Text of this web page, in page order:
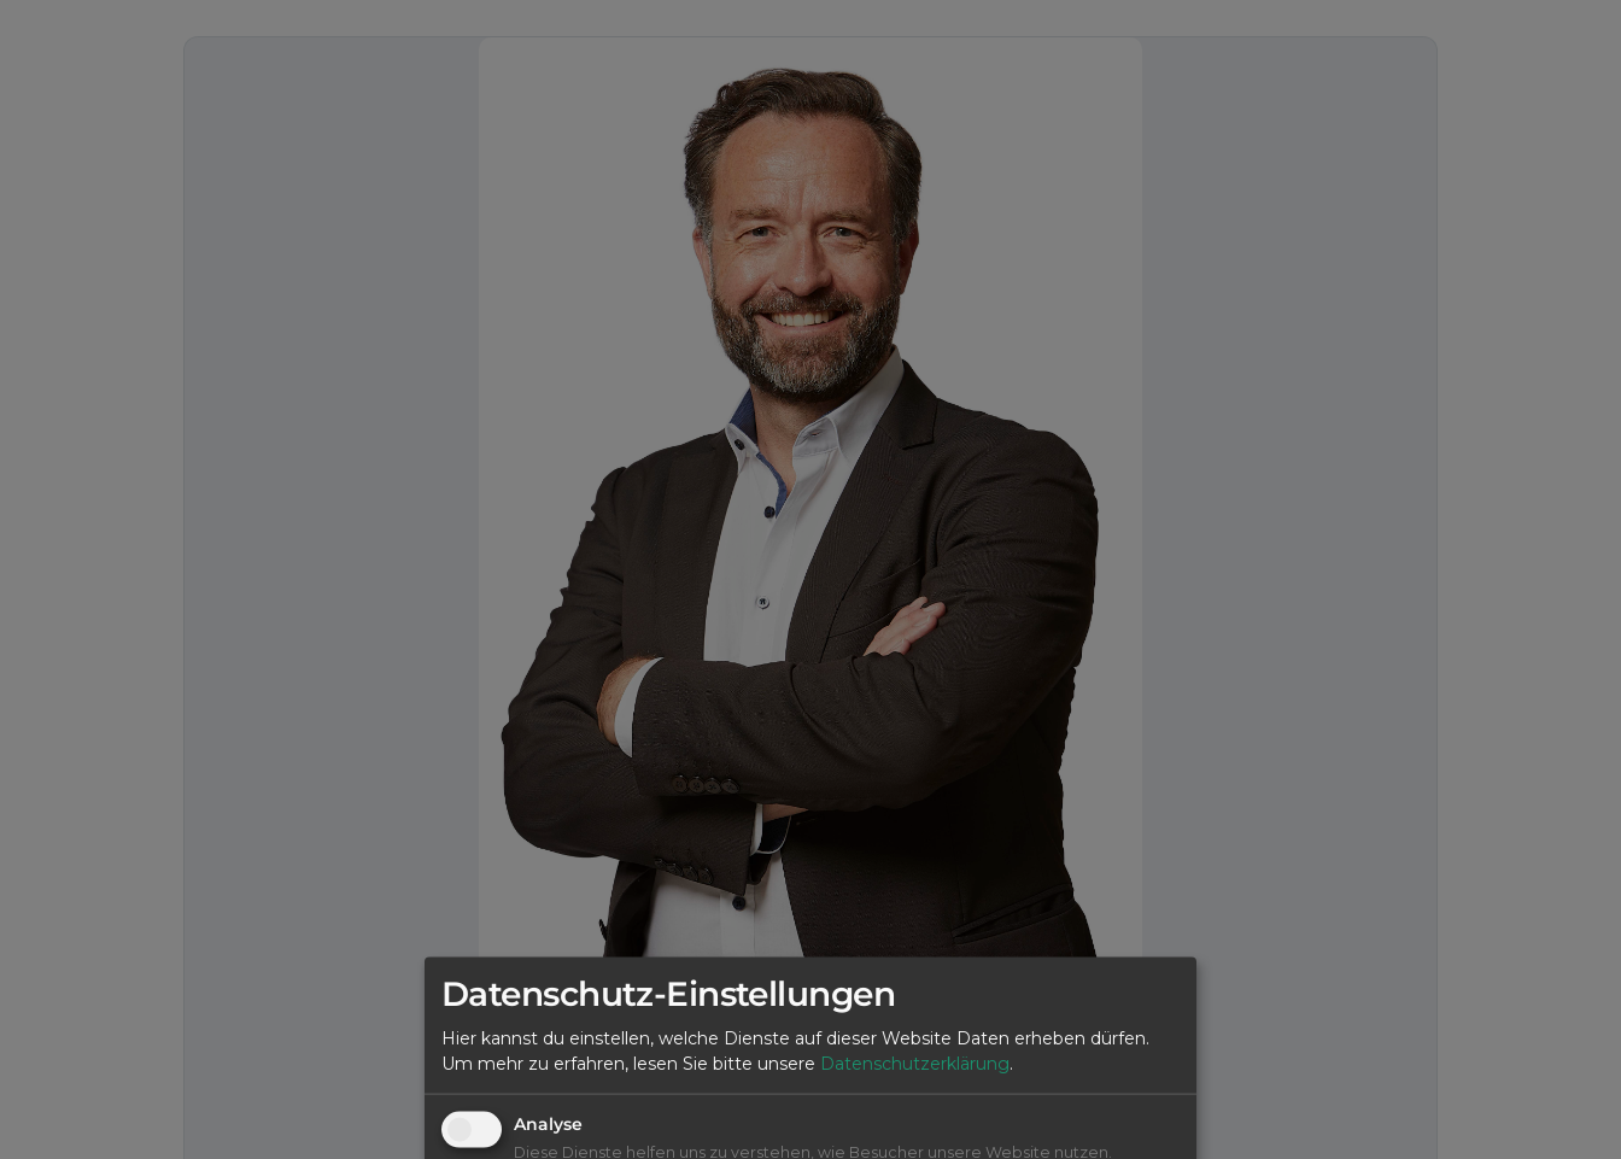
Stefan Walcz
Mein Name ist Stefan Walcz. Geboren auf der Ostalb, seit über 30
Datenschutz-Einstellungen
Hier kannst du einstellen, welche Dienste auf dieser Website Daten erheben dürfen.
Um mehr zu erfahren, lesen Sie bitte unsere Datenschutzerklärung.
Analyse
Diese Dienste helfen uns zu verstehen, wie Besucher unsere Website nutzen.